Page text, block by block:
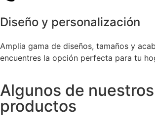
Diseño y personalización
Amplia gama de diseños, tamaños y
encuentres la opción perfecta para tu
Algunos de nuestros
productos